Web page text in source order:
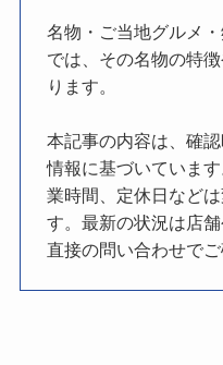
名物・ご当地グルメ
では、その名物の特
ります。
本記事の内容は、確
情報に基づいていま
業時間、定休日など
す。最新の状況は店
直接の問い合わせでご